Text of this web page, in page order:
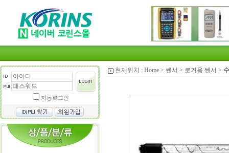
자동로그인
현재위치 : Home> 쎈서 > 로거용 쎈서 >